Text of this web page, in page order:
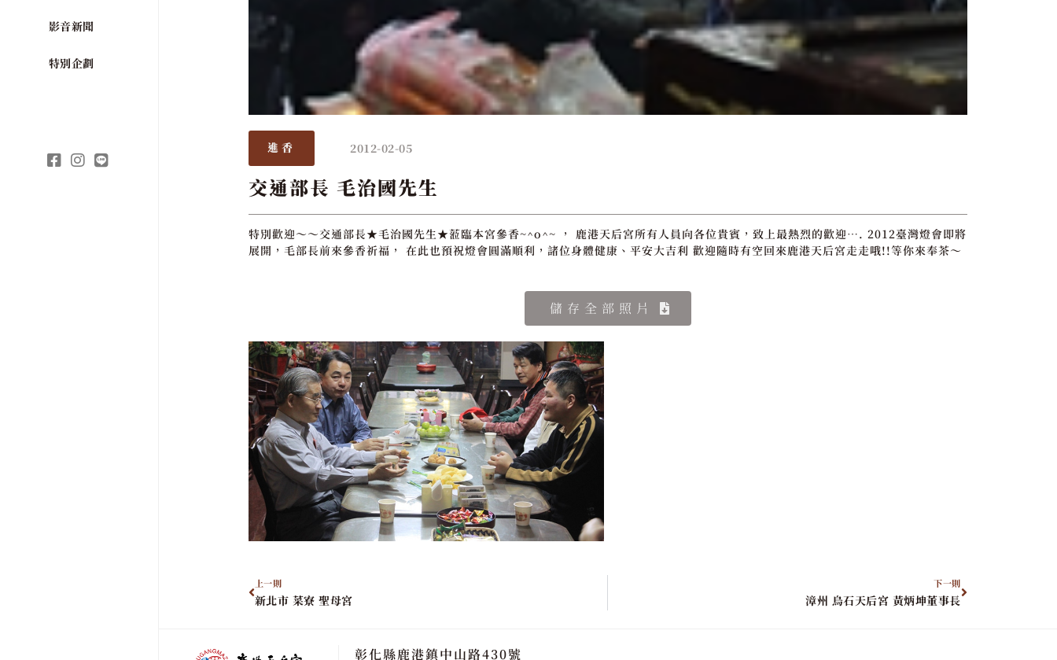
影音新聞
特別企劃
進香 2012-02-05
交通部長 毛治國先生
特別歡迎～～交通部長★毛治國先生★蒞臨本宮參香~^o^~ ， 鹿港天后宮所有人員向各位貴賓，致上最熱烈的歡迎…. 2012臺灣燈會即將
展開，毛部長前來參香祈福， 在此也預祝燈會圓滿順利，諸位身體健康、平安大吉利 歡迎隨時有空回來鹿港天后宮走走哦!!等你來奉茶～
儲存全部照片
上一則
新北市 菜寮 聖母宮
下一則
漳州 烏石天后宮 黃炳坤董事長
彰化縣鹿港鎮中山路430號